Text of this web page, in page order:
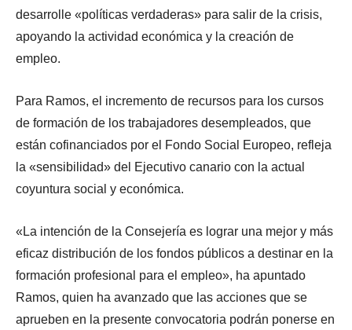
desarrolle «políticas verdaderas» para salir de la crisis,
apoyando la actividad económica y la creación de
empleo.
Para Ramos, el incremento de recursos para los cursos
de formación de los trabajadores desempleados, que
están cofinanciados por el Fondo Social Europeo, refleja
la «sensibilidad» del Ejecutivo canario con la actual
coyuntura social y económica.
«La intención de la Consejería es lograr una mejor y más
eficaz distribución de los fondos públicos a destinar en la
formación profesional para el empleo», ha apuntado
Ramos, quien ha avanzado que las acciones que se
aprueben en la presente convocatoria podrán ponerse en